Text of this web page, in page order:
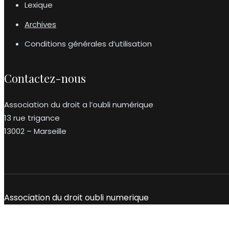
Lexique
Archives
Conditions générales d’utilisation
Contactez-nous
Association du droit a l’oubli numérique
13 rue trigance
13002 – Marseille
Association du droit oubli numerique